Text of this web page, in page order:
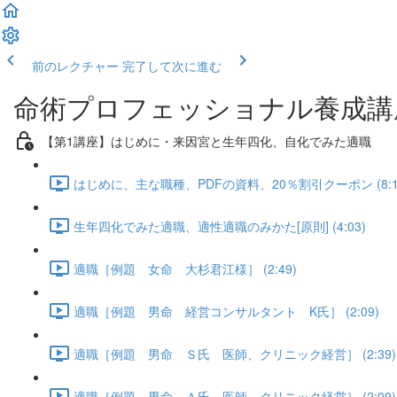
前のレクチャー 完了して次に進む
命術プロフェッショナル養成
【第1講座】はじめに・来因宮と生年四化、自化でみた適職
はじめに、主な職種、PDFの資料、20％割引クーポン
生年四化でみた適職、適性適職のみかた[原則] (4:03)
適職［例題 女命 大杉君江様］ (2:49)
適職［例題 男命 経営コンサルタント K氏］ (2:09)
適職［例題 男命 Ｓ氏 医師、クリニック経営］ (2:39)